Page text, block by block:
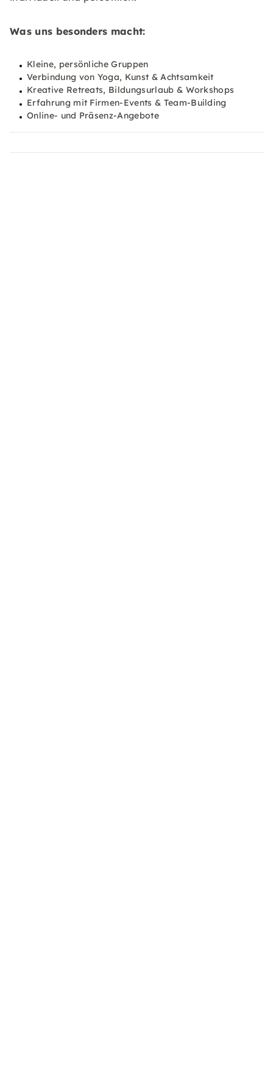
Was uns besonders macht:
Kleine, persönliche Gruppen
Verbindung von Yoga, Kunst & Achtsamkeit
Kreative Retreats, Bildungsurlaub & Workshops
Erfahrung mit Firmen-Events & Team-Building
Online- und Präsenz-Angebote